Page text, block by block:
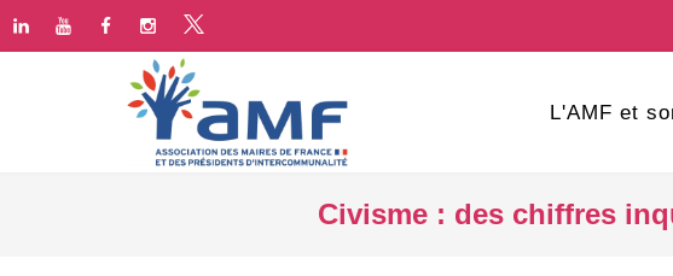
L'AMF et
Civisme : des chiffres